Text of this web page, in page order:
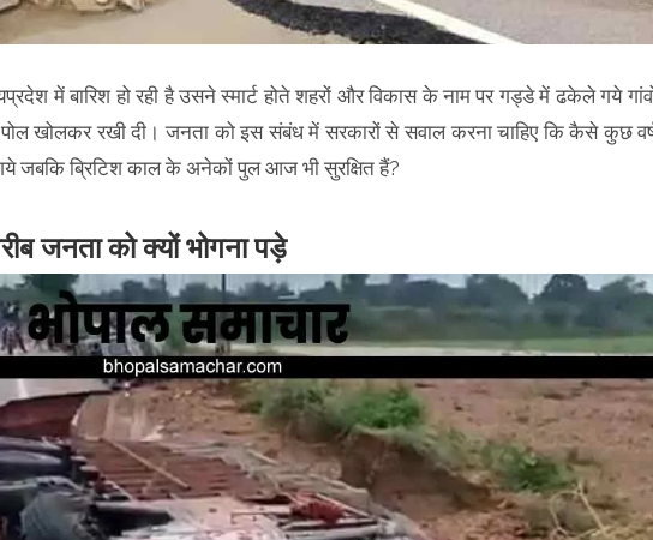
में बारिश हो रही है उसने स्मार्ट होते शहरों और विकास के नाम पर गड्डे में ढकेले गये
खोलकर रखी दी। जनता को इस संबंध में सरकारों से सवाल करना चाहिए कि कैसे कुछ
जबकि ब्रिटिश काल के अनेकों पुल आज भी सुरक्षित हैं?
जनता को क्यों भोगना पड़े